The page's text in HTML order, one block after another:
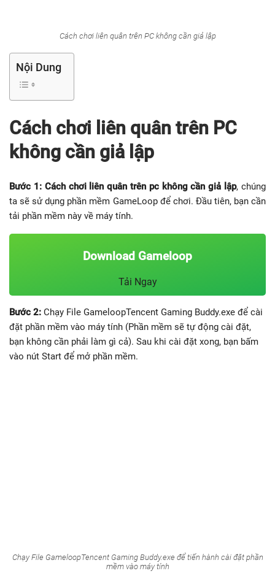
Cách chơi liên quân trên PC không cần giả lập
Nội Dung
Cách chơi liên quân trên PC
không cần giả lập
Bước 1: Cách chơi liên quân trên pc không cần giả lập, chúng
ta sẽ sử dụng phần mềm GameLoop để chơi. Đầu tiên, bạn cần
tải phần mềm này về máy tính.
Download Gameloop
Tải Ngay
Bước 2: Chạy File GameloopTencent Gaming Buddy.exe để cài
đặt phần mềm vào máy tính (Phần mềm sẽ tự động cài đặt,
bạn không cần phải làm gì cả). Sau khi cài đặt xong, bạn bấm
vào nút Start để mở phần mềm.
Chạy File GameloopTencent Gaming Buddy.exe để tiến hành cài đặt phần
mềm vào máy tính